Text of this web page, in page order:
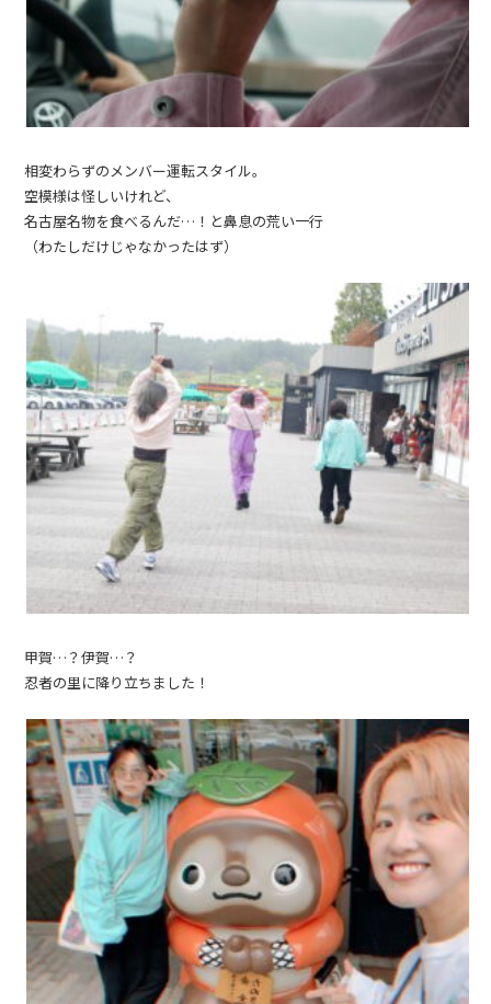
相変わらずのメンバー運転スタイル。
空模様は怪しいけれど、
名古屋名物を食べるんだ…！と鼻息の荒い一行
（わたしだけじゃなかったはず）
甲賀…？伊賀…？
忍者の里に降り立ちました！